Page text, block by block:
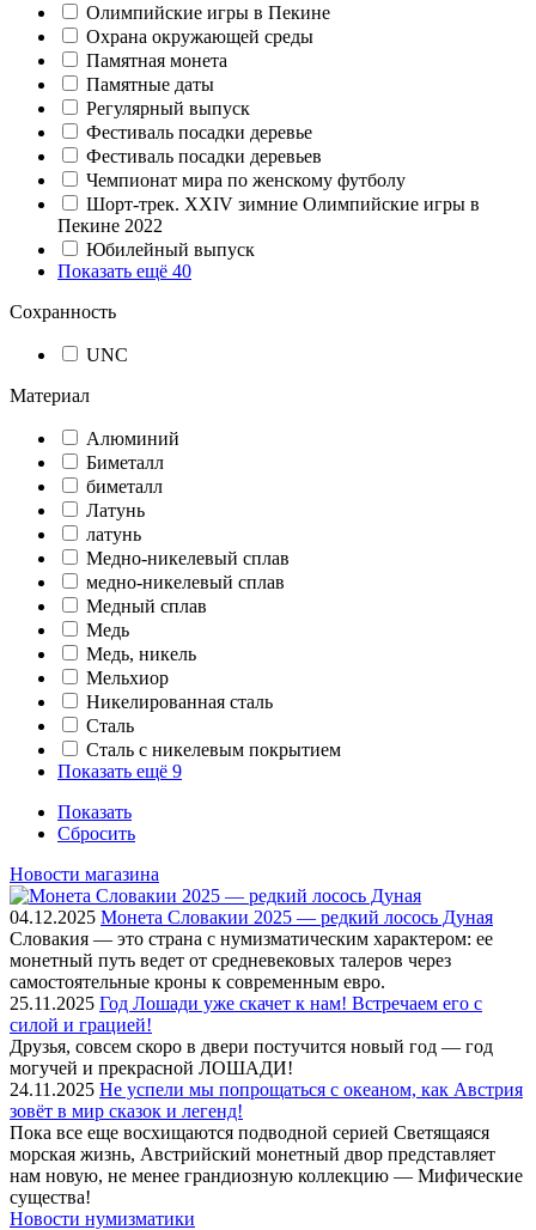
Олимпийские игры в Пекине
Охрана окружающей среды
Памятная монета
Памятные даты
Регулярный выпуск
Фестиваль посадки деревье
Фестиваль посадки деревьев
Чемпионат мира по женскому футболу
Шорт-трек. XXIV зимние Олимпийские игры в
Пекине 2022
Юбилейный выпуск
Показать ещё 40
Сохранность
UNC
Материал
Алюминий
Биметалл
биметалл
Латунь
латунь
Медно-никелевый сплав
медно-никелевый сплав
Медный сплав
Медь
Медь, никель
Мельхиор
Никелированная сталь
Сталь
Сталь с никелевым покрытием
Показать ещё 9
Показать
Сбросить
Новости магазина
04.12.2025 Монета Словакии 2025 — редкий лосось Дуная
Словакия — это страна с нумизматическим характером: ее
монетный путь ведет от средневековых талеров через
самостоятельные кроны к современным евро.
25.11.2025 Год Лошади уже скачет к нам! Встречаем его с
силой и грацией!
Друзья, совсем скоро в двери постучится новый год — год
могучей и прекрасной ЛОШАДИ!
24.11.2025 Не успели мы попрощаться с океаном, как Австрия
зовёт в мир сказок и легенд!
Пока все еще восхищаются подводной серией Светящаяся
морская жизнь, Австрийский монетный двор представляет
нам новую, не менее грандиозную коллекцию — Мифические
существа!
Новости нумизматики